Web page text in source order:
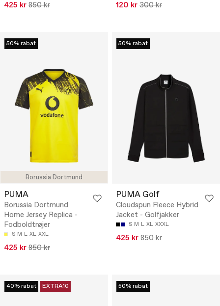
425 kr 850 kr 120 kr 300 kr
Borussia Dortmund
50% rabat
PUMA
Borussia Dortmund
Home Jersey Replica -
Fodboldtrøjer
S M L XL XXL
425 kr 850 kr
50% rabat
PUMA Golf
Cloudspun Fleece Hybrid
Jacket - Golfjakker
S M L XL XXXL
425 kr 850 kr
40% rabat EXTRA10 50% rabat